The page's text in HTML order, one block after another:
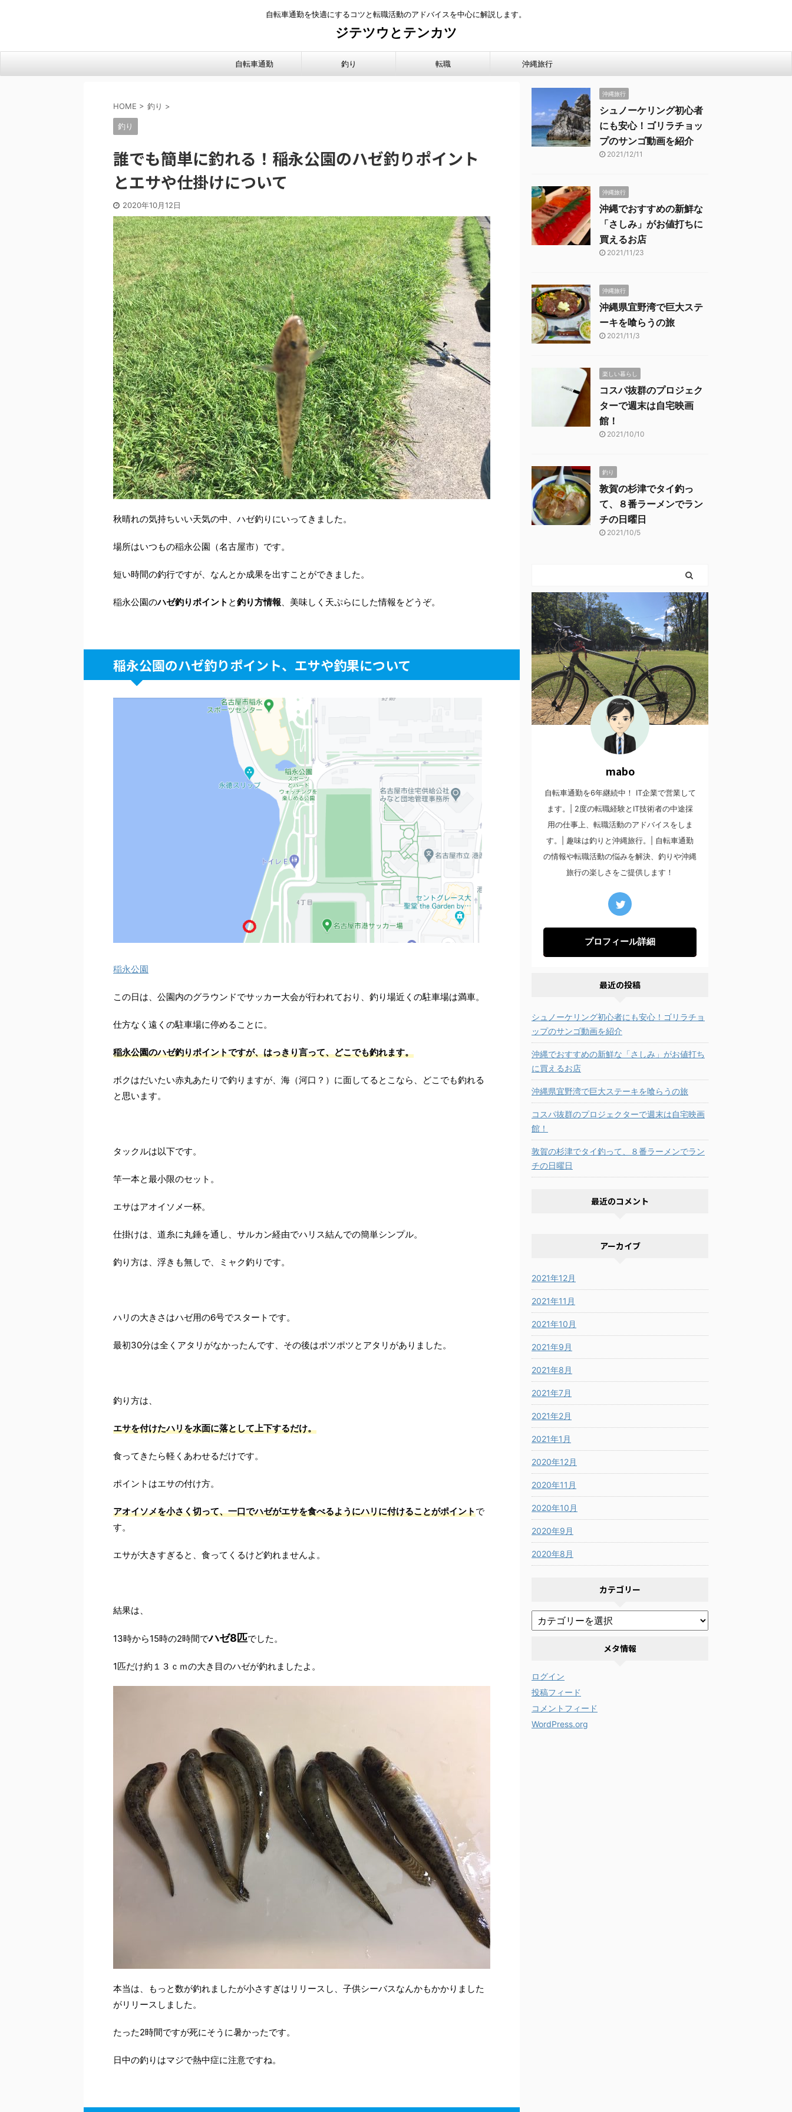
自転車通勤を快適にするコツと転職活動のアドバイスを中心に解説します。
ジテツウとテンカツ
自転車通勤 釣り 転職 沖縄旅行
HOME > 釣り >
釣り
誰でも簡単に釣れる！稲永公園のハゼ釣りポイント
とエサや仕掛けについて
2020年10月12日
秋晴れの気持ちいい天気の中、ハゼ釣りにいってきました。
場所はいつもの稲永公園（名古屋市）です。
短い時間の釣行ですが、なんとか成果を出すことができました。
稲永公園のハゼ釣りポイント と釣り方情報、美味しく天ぷらにした情報をどうぞ。
稲永公園のハゼ釣りポイント、エサや釣果について
稲永公園
この日は、公園内のグラウンドでサッカー大会が行われており、釣り場近くの駐車場は満車。
仕方なく遠くの駐車場に停めることに。
稲永公園のハゼ釣りポイントですが、はっきり言って、どこでも釣れます。
ボクはだいたい赤丸あたりで釣りますが、海（河口？）に面してるとこなら、どこでも釣れる
と思います。
タックルは以下です。
竿一本と最小限のセット。
エサはアオイソメ一杯。
仕掛けは、道糸に丸錘を通し、サルカン経由でハリス結んでの簡単シンプル。
釣り方は、浮きも無しで、ミャク釣りです。
ハリの大きさはハゼ用の6号でスタートです。
最初30分は全くアタリがなかったんです、その後はポツポツとアタリがありました。
釣り方は、
エサを付けたハリを水面に落として上下するだけ。
食ってきたら軽くあわせるだけです。
ポイントはエサの付け方。
アオイソメを小さく切って、一口でハゼがエサを食べるようにハリに付けることがポイントで
す。
エサが大きすぎると、食ってくるけど釣れませんよ。
結果は、
13時から15時の2時間でハゼ8匹でした。
1匹だけ約１３ｃｍの大き目のハゼが釣れましたよ。
本当は、もっと数が釣れましたが小さすぎはリリースし、子供シーバスなんかもかかりました
がリリースしました。
たった2時間ですが死にそうに暑かったです。
日中の釣りはマジで熱中症に注意ですね。
沖縄旅行
シュノーケリング初心者
にも安心！ゴリラチョッ
プのサンゴ動画を紹介
2021/12/11
沖縄旅行
沖縄でおすすめの新鮮な
「さしみ」がお値打ちに
買えるお店
2021/11/23
沖縄旅行
沖縄県宜野湾で巨大ステ
ーキを喰らうの旅
2021/11/3
楽しい暮らし
コスパ抜群のプロジェク
ターで週末は自宅映画
館！
2021/10/10
釣り
敦賀の杉津でタイ釣っ
て、８番ラーメンでラン
チの日曜日
2021/10/5
mabo
自転車通勤を6年継続中！ IT企業で営業して
ます。| 2度の転職経験とIT技術者の中途採
用の仕事上、転職活動のアドバイスをしま
す。| 趣味は釣りと沖縄旅行。| 自転車通勤
の情報や転職活動の悩みを解決、釣りや沖縄
旅行の楽しさをご提供します！
プロフィール詳細
最近の投稿
シュノーケリング初心者にも安心！ゴリラチョ
ップのサンゴ動画を紹介
沖縄でおすすめの新鮮な「さしみ」がお値打ち
に買えるお店
沖縄県宜野湾で巨大ステーキを喰らうの旅
コスパ抜群のプロジェクターで週末は自宅映画
館！
敦賀の杉津でタイ釣って、８番ラーメンでラン
チの日曜日
最近のコメント
アーカイブ
2021年12月
2021年11月
2021年10月
2021年9月
2021年8月
2021年7月
2021年2月
2021年1月
2020年12月
2020年11月
2020年10月
2020年9月
2020年8月
カテゴリー
メタ情報
ログイン
投稿フィード
コメントフィード
WordPress.org